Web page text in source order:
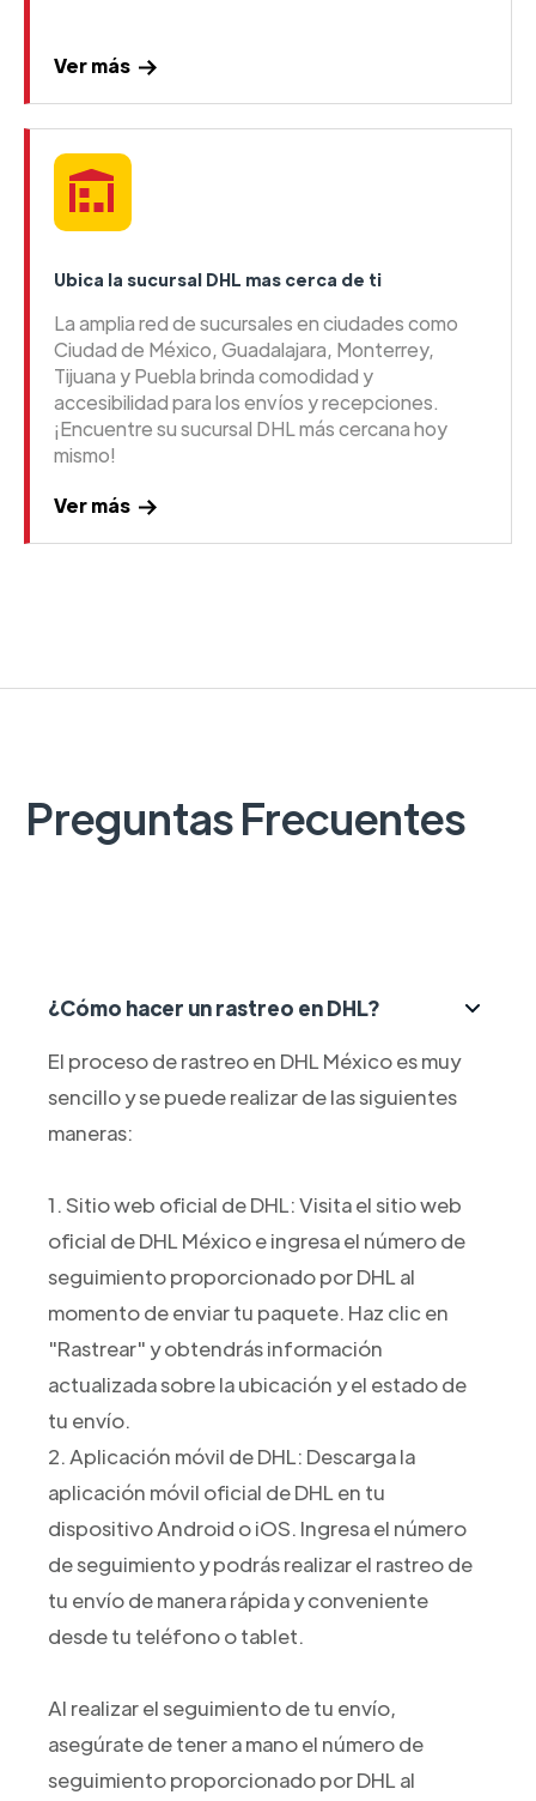
Ver más
Ubica la sucursal DHL mas cerca de ti
La amplia red de sucursales en ciudades como
Ciudad de México, Guadalajara, Monterrey,
Tijuana y Puebla brinda comodidad y
accesibilidad para los envíos y recepciones.
¡Encuentre su sucursal DHL más cercana hoy
mismo!
Ver más
Preguntas Frecuentes
¿Cómo hacer un rastreo en DHL?
El proceso de rastreo en DHL México es muy
sencillo y se puede realizar de las siguientes
maneras:
1. Sitio web oficial de DHL: Visita el sitio web
oficial de DHL México e ingresa el número de
seguimiento proporcionado por DHL al
momento de enviar tu paquete. Haz clic en
"Rastrear" y obtendrás información
actualizada sobre la ubicación y el estado de
tu envío.
2. Aplicación móvil de DHL: Descarga la
aplicación móvil oficial de DHL en tu
dispositivo Android o iOS. Ingresa el número
de seguimiento y podrás realizar el rastreo de
tu envío de manera rápida y conveniente
desde tu teléfono o tablet.
Al realizar el seguimiento de tu envío,
asegúrate de tener a mano el número de
seguimiento proporcionado por DHL al